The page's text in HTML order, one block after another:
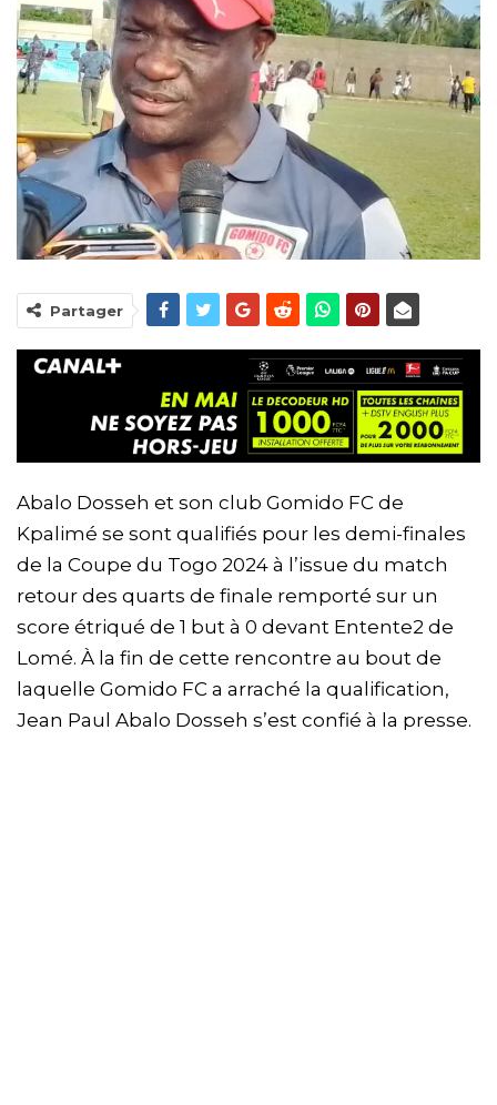
Partager
Abalo Dosseh et son club Gomido FC de
Kpalimé se sont qualifiés pour les demi-finales
de la Coupe du Togo 2024 à l’issue du match
retour des quarts de finale remporté sur un
score étriqué de 1 but à 0 devant Entente2 de
Lomé. À la fin de cette rencontre au bout de
laquelle Gomido FC a arraché la qualification,
Jean Paul Abalo Dosseh s’est confié à la presse.